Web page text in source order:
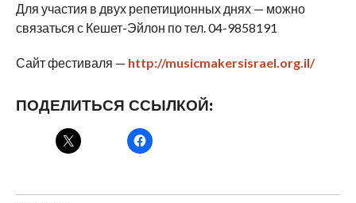
Для участия в двух репетиционных днях — можно
связаться с Кешет-Эйлон по тел. 04-9858191
Сайт фестиваля — http://musicmakersisrael.org.il/
ПОДЕЛИТЬСЯ ССЫЛКОЙ: